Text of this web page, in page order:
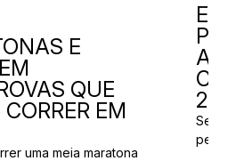
E
QUE
EM
uma meia maratona
Se
perto